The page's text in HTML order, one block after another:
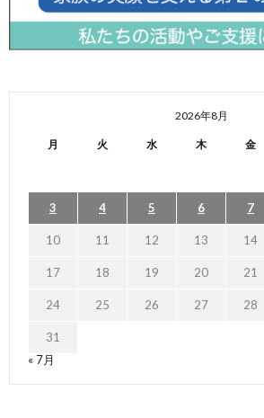
2026年8月
月 火 水 木 金
3 4 5 6 7
10 11 12 13 14
17 18 19 20 21
24 25 26 27 28
31
« 7月